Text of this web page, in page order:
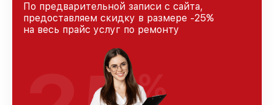
По предварительной записи с сайта,
предоставляем скидку в размере -25%
на весь прайс услуг по ремонту
%